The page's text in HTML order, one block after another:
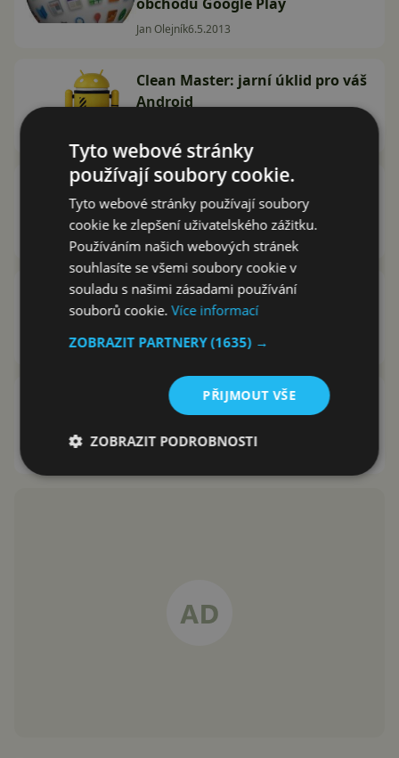
Jan Olejník6.5.2013
Clean Master: jarní úklid pro váš
Android
Švýcarský nůž pro Android: IObit
Advanced Mobile Care
Karel Kilián10.4.2013
Aktualizace c:geo řeší problém s
přihlášením
Karel Kilián22.2.2013
c:geo: vyšla další aktualizace
Tyto webové stránky
používají soubory cookie.
Tyto webové stránky používají soubory
cookie ke zlepšení uživatelského zážitku.
Používáním našich webových stránek
souhlasíte se všemi soubory cookie v
souladu s našimi zásadami používání
souborů cookie.Více informací
ZOBRAZIT PARTNERY(1635) →
PŘIJMOUT VŠE
ZOBRAZIT PODROBNOSTI